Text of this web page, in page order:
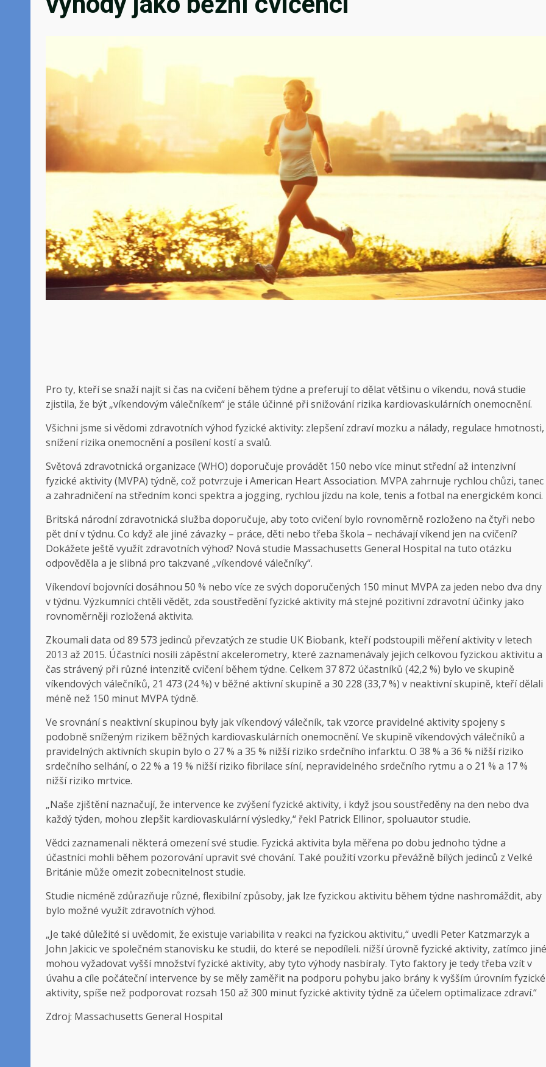
Pro ty, kteří se snaží najít si čas na cvičení během týdne a preferují to dělat většinu o víkendu, nová studie
zjistila, že být „víkendovým válečníkem“ je stále účinné při snižování rizika kardiovaskulárních onemocnění.
Všichni jsme si vědomi zdravotních výhod fyzické aktivity: zlepšení zdraví mozku a nálady, regulace hmotnosti,
snížení rizika onemocnění a posílení kostí a svalů.
Světová zdravotnická organizace (WHO) doporučuje provádět 150 nebo více minut střední až intenzivní
fyzické aktivity (MVPA) týdně, což potvrzuje i American Heart Association. MVPA zahrnuje rychlou chůzi, tanec
a zahradničení na středním konci spektra a jogging, rychlou jízdu na kole, tenis a fotbal na energickém konci.
Britská národní zdravotnická služba doporučuje, aby toto cvičení bylo rovnoměrně rozloženo na čtyři nebo
pět dní v týdnu. Co když ale jiné závazky – práce, děti nebo třeba škola – nechávají víkend jen na cvičení?
Dokážete ještě využít zdravotních výhod? Nová studie Massachusetts General Hospital na tuto otázku
odpověděla a je slibná pro takzvané „víkendové válečníky“.
Víkendoví bojovníci dosáhnou 50 % nebo více ze svých doporučených 150 minut MVPA za jeden nebo dva dny
v týdnu. Výzkumníci chtěli vědět, zda soustředění fyzické aktivity má stejné pozitivní zdravotní účinky jako
rovnoměrněji rozložená aktivita.
Zkoumali data od 89 573 jedinců převzatých ze studie UK Biobank, kteří podstoupili měření aktivity v letech
2013 až 2015. Účastníci nosili zápěstní akcelerometry, které zaznamenávaly jejich celkovou fyzickou aktivitu a
čas strávený při různé intenzitě cvičení během týdne. Celkem 37 872 účastníků (42,2 %) bylo ve skupině
víkendových válečníků, 21 473 (24 %) v běžné aktivní skupině a 30 228 (33,7 %) v neaktivní skupině, kteří dělali
méně než 150 minut MVPA týdně.
Ve srovnání s neaktivní skupinou byly jak víkendový válečník, tak vzorce pravidelné aktivity spojeny s
podobně sníženým rizikem běžných kardiovaskulárních onemocnění. Ve skupině víkendových válečníků a
pravidelných aktivních skupin bylo o 27 % a 35 % nižší riziko srdečního infarktu. O 38 % a 36 % nižší riziko
srdečního selhání, o 22 % a 19 % nižší riziko fibrilace síní, nepravidelného srdečního rytmu a o 21 % a 17 %
nižší riziko mrtvice.
„Naše zjištění naznačují, že intervence ke zvýšení fyzické aktivity, i když jsou soustředěny na den nebo dva
každý týden, mohou zlepšit kardiovaskulární výsledky,“ řekl Patrick Ellinor, spoluautor studie.
Vědci zaznamenali některá omezení své studie. Fyzická aktivita byla měřena po dobu jednoho týdne a
účastníci mohli během pozorování upravit své chování. Také použití vzorku převážně bílých jedinců z Velké
Británie může omezit zobecnitelnost studie.
Studie nicméně zdůrazňuje různé, flexibilní způsoby, jak lze fyzickou aktivitu během týdne nashromáždit, aby
bylo možné využít zdravotních výhod.
„Je také důležité si uvědomit, že existuje variabilita v reakci na fyzickou aktivitu,“ uvedli Peter Katzmarzyk a
John Jakicic ve společném stanovisku ke studii, do které se nepodíleli. nižší úrovně fyzické aktivity, zatímco jiné
mohou vyžadovat vyšší množství fyzické aktivity, aby tyto výhody nasbíraly. Tyto faktory je tedy třeba vzít v
úvahu a cíle počáteční intervence by se měly zaměřit na podporu pohybu jako brány k vyšším úrovním fyzické
aktivity, spíše než podporovat rozsah 150 až 300 minut fyzické aktivity týdně za účelem optimalizace zdraví.“
Zdroj: Massachusetts General Hospital